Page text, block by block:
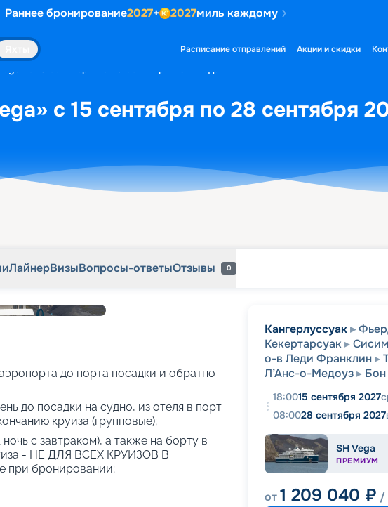
Раннее бронирование2027+ 2027миль каждому
Расписание отправлений Акции и скидки
с 15 сентября по 28 сентября 2027 года
с 15 сентября по 28 сентября
ЛайнерВизыВопросы-ответыОтзывы 0
до порта посадки и обратно
до посадки на судно, из отеля в порт
круиза (групповые);
с завтраком), а также на борту в
- НЕ ДЛЯ ВСЕХ КРУИЗОВ В
при бронировании;
Кангерлуссуак
Кекертарсуак
о-в Леди Франклин
Л’Анс-о-Медоуз
18:0015 сентября 2027
08:0028 сентября 2027
SH Vega
ПРЕМИУМ
от1 209 040 ₽ /